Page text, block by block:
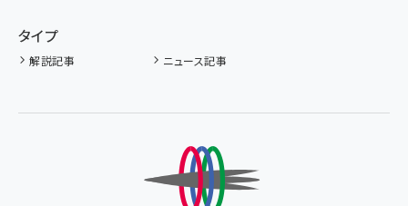
タイプ
解説記事 ニュース記事